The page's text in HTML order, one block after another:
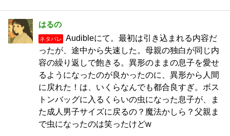
はるの
ネタバレ
Audibleにて。最初は引き込まれる内容だ
ったが、途中から失速した。母親の独白が同じ内
容の繰り返しで飽きる。異形のままの息子を愛せ
るようになったのが良かったのに、異形から人間
に戻れた！は、いくらなんでも都合良すぎ。ボス
トンバッグに入るくらいの虫になった息子が、ま
た成人男子サイズに戻るの？魔法かしら？父親ま
で虫になったのは笑ったけどw